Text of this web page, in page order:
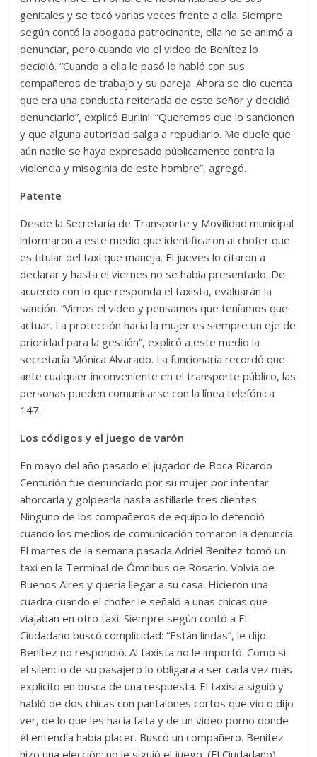
genitales y se tocó varias veces frente a ella. Siempre
según contó la abogada patrocinante, ella no se animó a
denunciar, pero cuando vio el video de Benítez lo
decidió. “Cuando a ella le pasó lo habló con sus
compañeros de trabajo y su pareja. Ahora se dio cuenta
que era una conducta reiterada de este señor y decidió
denunciarlo”, explicó Burlini. “Queremos que lo sancionen
y que alguna autoridad salga a repudiarlo. Me duele que
aún nadie se haya expresado públicamente contra la
violencia y misoginia de este hombre”, agregó.
Patente
Desde la Secretaría de Transporte y Movilidad municipal
informaron a este medio que identificaron al chofer que
es titular del taxi que maneja. El jueves lo citaron a
declarar y hasta el viernes no se había presentado. De
acuerdo con lo que responda el taxista, evaluarán la
sanción. “Vimos el video y pensamos que teníamos que
actuar. La protección hacia la mujer es siempre un eje de
prioridad para la gestión”, explicó a este medio la
secretaría Mónica Alvarado. La funcionaria recordó que
ante cualquier inconveniente en el transporte público, las
personas pueden comunicarse con la línea telefónica
147.
Los códigos y el juego de varón
En mayo del año pasado el jugador de Boca Ricardo
Centurión fue denunciado por su mujer por intentar
ahorcarla y golpearla hasta astillarle tres dientes.
Ninguno de los compañeros de equipo lo defendió
cuando los medios de comunicación tomaron la denuncia.
El martes de la semana pasada Adriel Benítez tomó un
taxi en la Terminal de Ómnibus de Rosario. Volvía de
Buenos Aires y quería llegar a su casa. Hicieron una
cuadra cuando el chofer le señaló a unas chicas que
viajaban en otro taxi. Siempre según contó a El
Ciudadano buscó complicidad: “Están lindas”, le dijo.
Benítez no respondió. Al taxista no le importó. Como si
el silencio de su pasajero lo obligara a ser cada vez más
explícito en busca de una respuesta. El taxista siguió y
habló de dos chicas con pantalones cortos que vio o dijo
ver, de lo que les hacía falta y de un video porno donde
él entendía había placer. Buscó un compañero. Benítez
hizo una elección: no le siguió el juego. (El Ciudadano)